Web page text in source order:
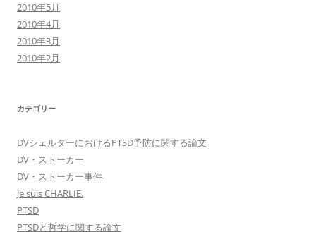
2010年5月
2010年4月
2010年3月
2010年2月
カテゴリー
DVシェルターにおけるPTSD予防に関する論文
DV・ストーカー
DV・ストーカー事件
Je suis CHARLIE.
PTSD
PTSDと哲学に関する論文